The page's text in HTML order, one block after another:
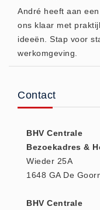
Algemene
Vacatures
Winkel
AED apparaten (11)
Actie (5)
AED
AED binnen - buiten
André heeft aan
ons klaar met
ideeën. Stap voor
werkomgeving.
Contact
BHV Centrale
Bezoekadres &
Wieder 25A
1648 GA De
BHV Centrale